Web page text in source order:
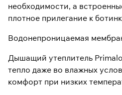
необходимости, а
плотное прилегание к
Водонепроницаемая
Дышащий утеплитель
тепло даже во влажных
комфорт при низких